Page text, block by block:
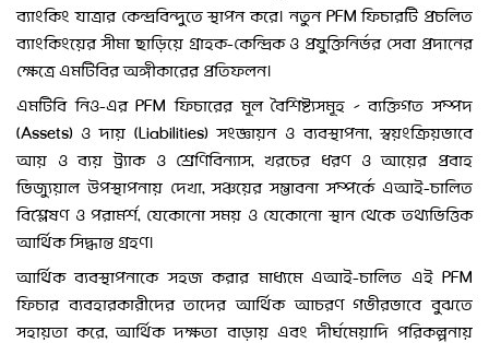
ব্যাংকিং যাত্রার কেন্দ্রবিন্দুতে স্থাপন করে। নতুন PFM ফিচারটি প্রচলিত
ব্যাংকিংয়ের সীমা ছাড়িয়ে গ্রাহক-কেন্দ্রিক ও প্রযুক্তিনির্ভর সেবা প্রদানের
ক্ষেত্রে এমটিবির অঙ্গীকারের প্রতিফলন।
এমটিবি নিও-এর PFM ফিচারের মূল বৈশিষ্ট্যসমূহ – ব্যক্তিগত সম্পদ
(Assets) ও দায় (Liabilities) সংজ্ঞায়ন ও ব্যবস্থাপনা, স্বয়ংক্রিয়ভাবে
আয় ও ব্যয় ট্র্যাক ও শ্রেণিবিন্যাস, খরচের ধরণ ও আয়ের প্রবাহ
ভিজ্যুয়াল উপস্থাপনায় দেখা, সঞ্চয়ের সম্ভাবনা সম্পর্কে এআই-চালিত
বিশ্লেষণ ও পরামর্শ, যেকোনো সময় ও যেকোনো স্থান থেকে তথ্যভিত্তিক
আর্থিক সিদ্ধান্ত গ্রহণ।
আর্থিক ব্যবস্থাপনাকে সহজ করার মাধ্যমে এআই-চালিত এই PFM
ফিচার ব্যবহারকারীদের তাদের আর্থিক আচরণ গভীরভাবে বুঝতে
সহায়তা করে, আর্থিক দক্ষতা বাড়ায় এবং দীর্ঘমেয়াদি পরিকল্পনায়